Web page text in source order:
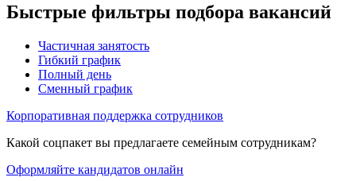
Быстрые фильтры подбора вакансий
Частичная занятость
Гибкий график
Полный день
Сменный график
Корпоративная поддержка сотрудников
Какой соцпакет вы предлагаете семейным сотрудникам?
Оформляйте кандидатов онлайн